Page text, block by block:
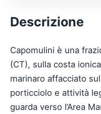
Descrizione
Capomulini è una
(CT), sulla costa
marinaro affacciato
porticciolo e attività
guarda verso l’Area